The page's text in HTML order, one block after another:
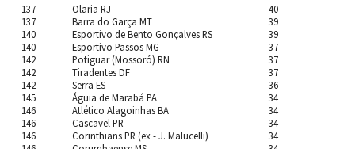
137
137
140
140
142
142
142
145
146
146
146
Olaria RJ
Barra do Garça MT
Esportivo de Bento Gonçalves RS
Esportivo Passos MG
Potiguar (Mossoró) RN
Tiradentes DF
Serra ES
Águia de Marabá PA
Atlético Alagoinhas BA
Cascavel PR
Corinthians PR (ex - J. Malucelli)
40
39
39
37
37
37
36
34
34
34
34